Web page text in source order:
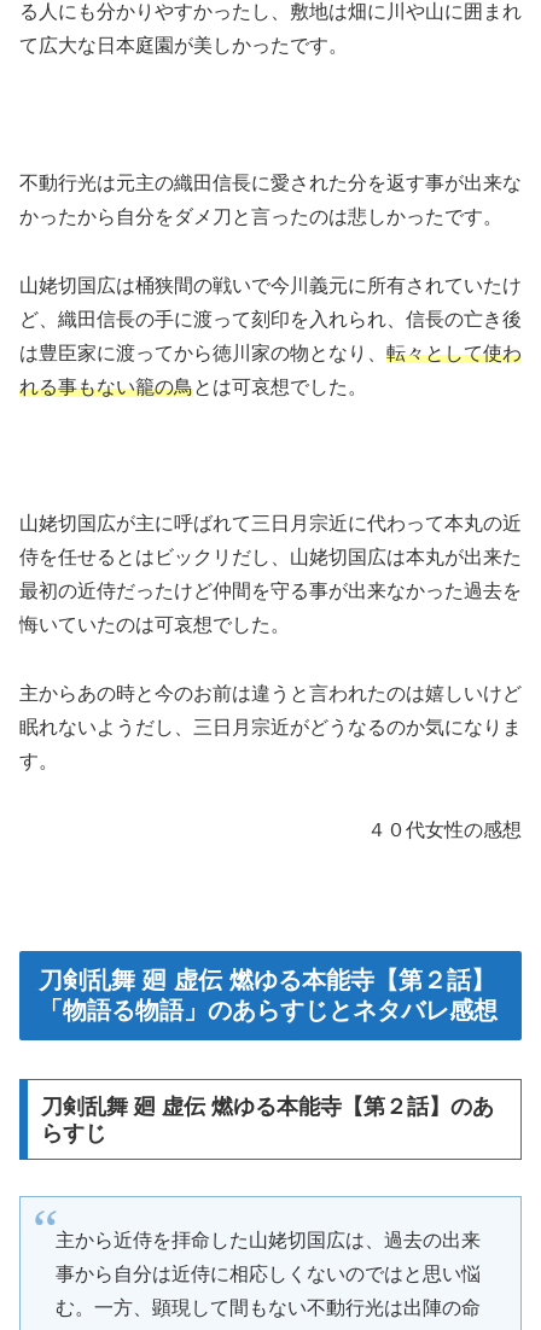
る人にも分かりやすかったし、敷地は畑に川や山に囲まれ
て広大な日本庭園が美しかったです。
不動行光は元主の織田信長に愛された分を返す事が出来な
かったから自分をダメ刀と言ったのは悲しかったです。
山姥切国広は桶狭間の戦いで今川義元に所有されていたけ
ど、織田信長の手に渡って刻印を入れられ、信長の亡き後
は豊臣家に渡ってから徳川家の物となり、 転々として使わ
れる事もない籠の鳥とは可哀想でした。
山姥切国広が主に呼ばれて三日月宗近に代わって本丸の近
侍を任せるとはビックリだし、山姥切国広は本丸が出来た
最初の近侍だったけど仲間を守る事が出来なかった過去を
悔いていたのは可哀想でした。
主からあの時と今のお前は違うと言われたのは嬉しいけど
眠れないようだし、三日月宗近がどうなるのか気になりま
す。
４０代女性の感想
刀剣乱舞 廻 虚伝 燃ゆる本能寺【第２話】
「物語る物語」のあらすじとネタバレ感想
刀剣乱舞 廻 虚伝 燃ゆる本能寺【第２話】のあ
らすじ
主から近侍を拝命した山姥切国広は、過去の出来
事から自分は近侍に相応しくないのではと思い悩
む。一方、顕現して間もない不動行光は出陣の命